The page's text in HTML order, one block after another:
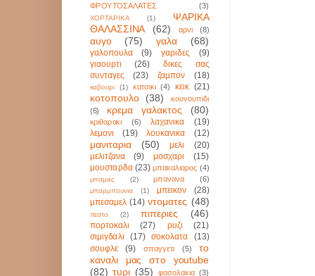
ΦΡΟΥΤΟΣΑΛΑΤΕΣ (3)
ΧΟΡΤΑΡΙΚΑ (1)
ΨΑΡΙΚΑ
ΘΑΛΑΣΣΙΝΑ
(62) αρνι (8)
αυγο (75) γαλα (68)
γαλοπουλα (9) γαριδες
(9)
γιαουρτι
(26)
δικες σας
συνταγες
(23) ζαμπον (18)
καβουρι (1) κατσικι (4) κεικ (21)
κοτοπουλο (38)
κουνουπιδι
(6)
κρεμα γαλακτος (80)
κριθαρακι (6) λαχανικα
(19)
λεμονι
(19) λουκανικα (12)
μανιταρια (50) μελι
(20)
μελιτζανα
(9) μοσχαρι
(15)
μουσταρδα (23) μπακαλιαρος (4)
μπαμιες (2) μπανανα (6)
μπαρμπουνια (1) μπεικον
(28)
μπεσαμελ (14) ντοματες (48)
πεστο (2) πιπεριες (46)
πορτοκαλι (27) ρυζι
(21)
σιμιγδαλι
(17) σοκολατα
(13)
σουφλε
(9) σπαγγετι (5)
το
καναλι μας στο youtube
(82) τυρι (35) φασολακια (3)